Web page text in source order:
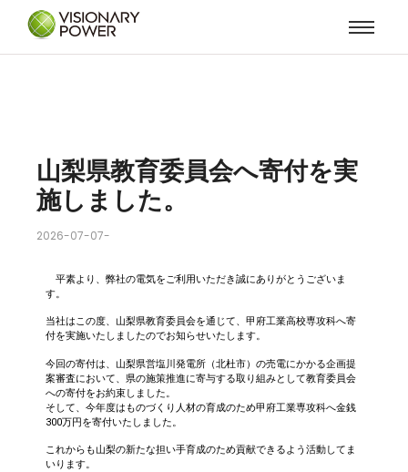
山梨県教育委員会へ寄付を実
施しました。
2026-07-07-
平素より、弊社の電気をご利用いただき誠にありがとうございま
す。
当社はこの度、山梨県教育委員会を通じて、甲府工業高校専攻科へ寄
付を実施いたしましたのでお知らせいたします。
今回の寄付は、山梨県営塩川発電所（北杜市）の売電にかかる企画提
案審査において、県の施策推進に寄与する取り組みとして教育委員会
への寄付をお約束しました。
そして、今年度はものづくり人材の育成のため甲府工業専攻科へ金銭
300万円を寄付いたしました。
これからも山梨の新たな担い手育成のため貢献できるよう活動してま
いります。